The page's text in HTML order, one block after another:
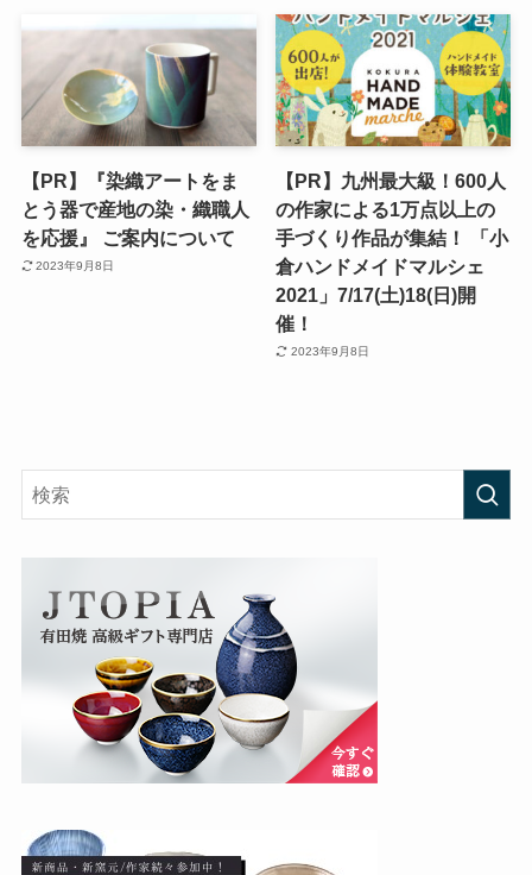
【PR】『染織アートをま
とう器で産地の染・織職人
を応援』 ご案内について
2023年9月8日
【PR】九州最大級！600人
の作家による1万点以上の
手づくり作品が集結！ 「小
倉ハンドメイドマルシェ
2021」7/17(土)18(日)開
催！
2023年9月8日